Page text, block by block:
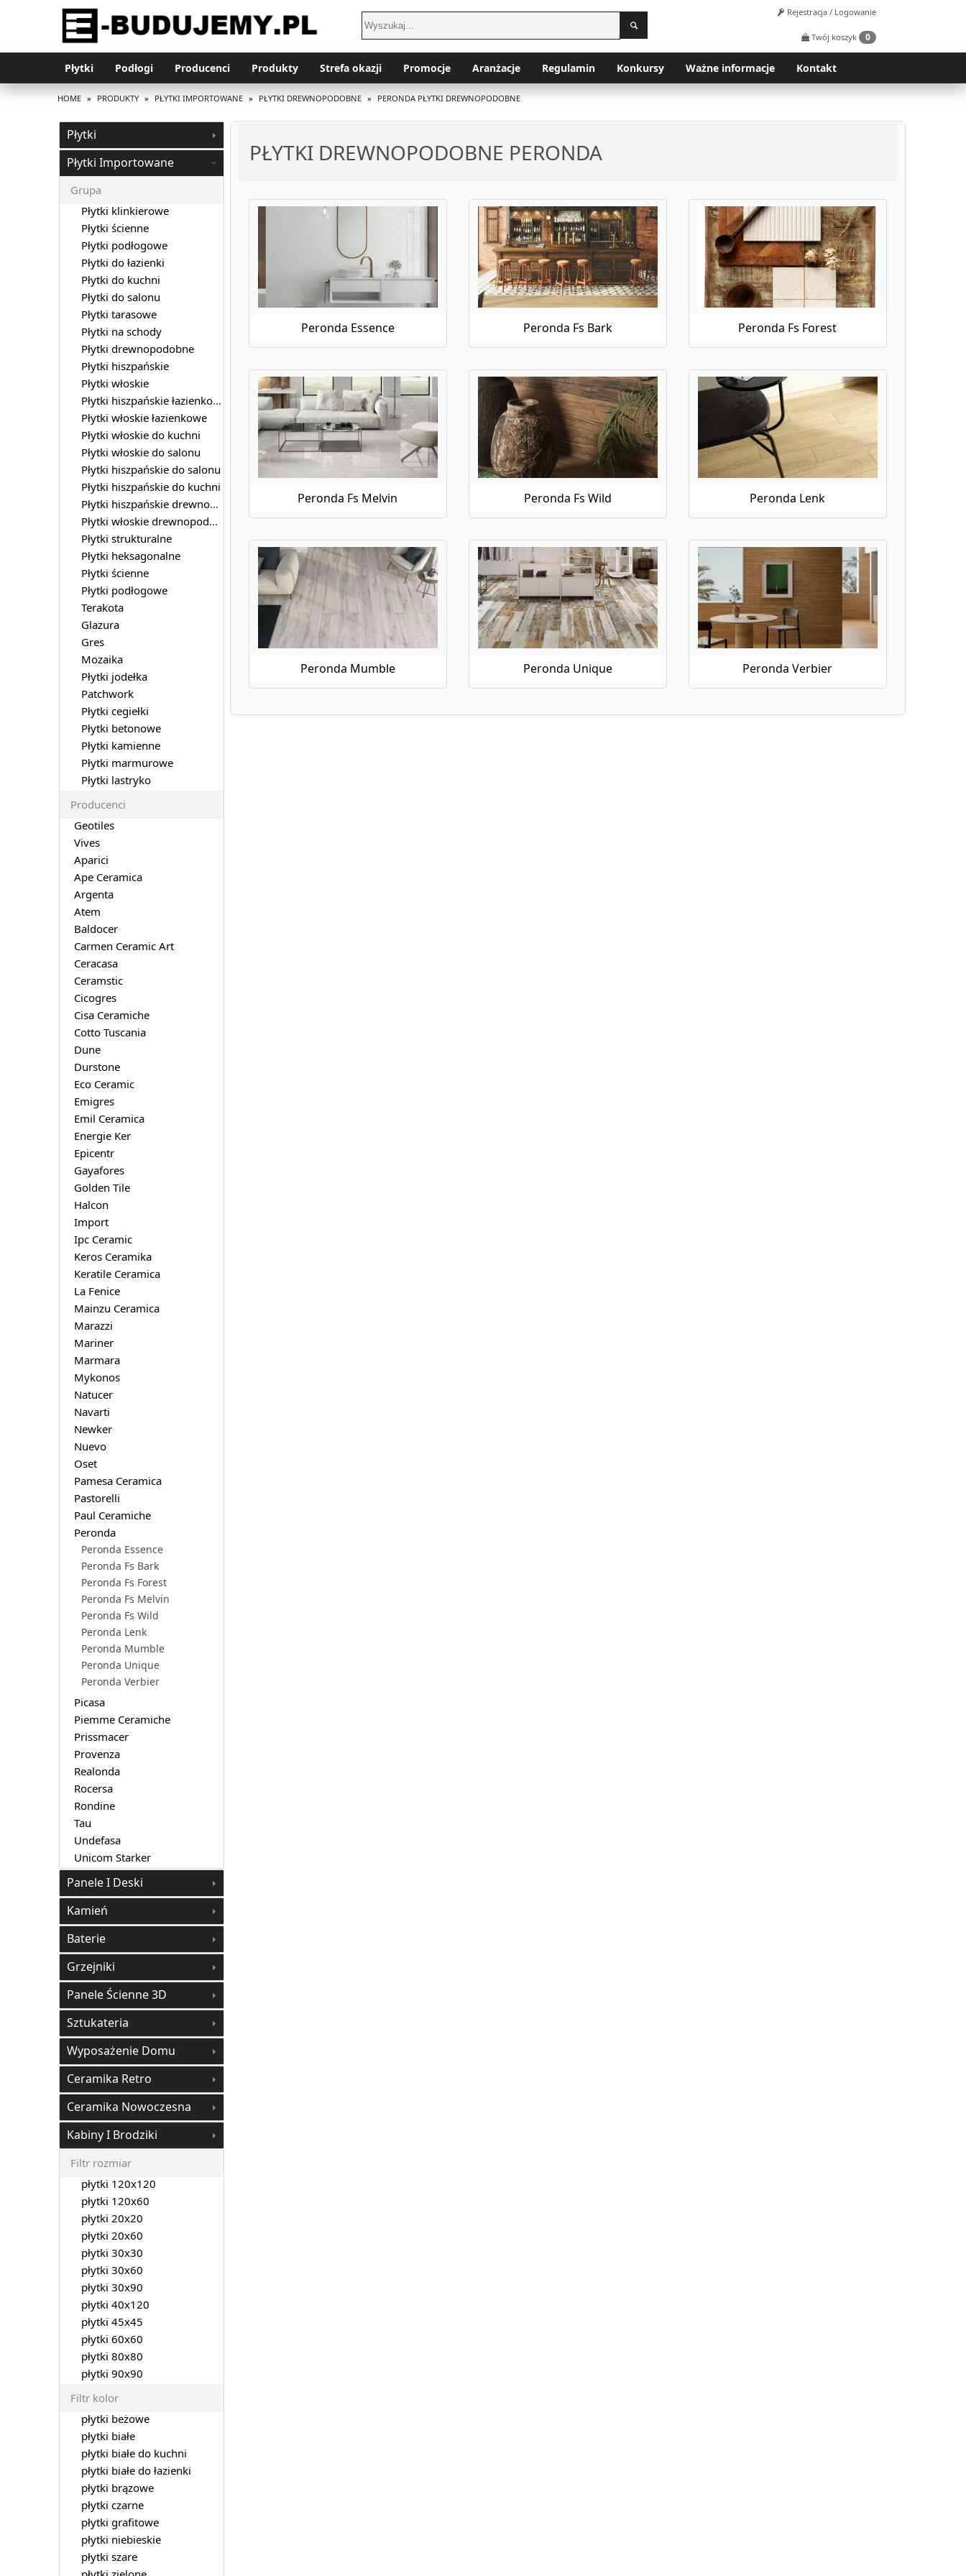
Rejestracja / Logowanie
Twój koszyk 0
Płytki Podłogi Producenci Produkty Strefa okazji Promocje Aranżacje Regulamin Konkursy Ważne informacje Kontakt
HOME » PRODUKTY » PŁYTKI IMPORTOWANE » PŁYTKI DREWNOPODOBNE » PERONDA PŁYTKI DREWNOPODOBNE
PŁYTKI DREWNOPODOBNE PERONDA
Peronda Essence Peronda Fs Bark Peronda Fs Forest
Peronda Fs Melvin Peronda Fs Wild Peronda Lenk
Peronda Mumble Peronda Unique Peronda Verbier
Płytki
Płytki Importowane
Grupa
Płytki klinkierowe
Płytki ścienne
Płytki podłogowe
Płytki do łazienki
Płytki do kuchni
Płytki do salonu
Płytki tarasowe
Płytki na schody
Płytki drewnopodobne
Płytki hiszpańskie
Płytki włoskie
Płytki hiszpańskie łazienkowe
Płytki włoskie łazienkowe
Płytki włoskie do kuchni
Płytki włoskie do salonu
Płytki hiszpańskie do salonu
Płytki hiszpańskie do kuchni
Płytki hiszpańskie drewnopodobne
Płytki włoskie drewnopodobne
Płytki strukturalne
Płytki heksagonalne
Płytki ścienne
Płytki podłogowe
Terakota
Glazura
Gres
Mozaika
Płytki jodełka
Patchwork
Płytki cegiełki
Płytki betonowe
Płytki kamienne
Płytki marmurowe
Płytki lastryko
Producenci
Geotiles
Vives
Aparici
Ape Ceramica
Argenta
Atem
Baldocer
Carmen Ceramic Art
Ceracasa
Ceramstic
Cicogres
Cisa Ceramiche
Cotto Tuscania
Dune
Durstone
Eco Ceramic
Emigres
Emil Ceramica
Energie Ker
Epicentr
Gayafores
Golden Tile
Halcon
Import
Ipc Ceramic
Keros Ceramika
Keratile Ceramica
La Fenice
Mainzu Ceramica
Marazzi
Mariner
Marmara
Mykonos
Natucer
Navarti
Newker
Nuevo
Oset
Pamesa Ceramica
Pastorelli
Paul Ceramiche
Peronda
Peronda Essence
Peronda Fs Bark
Peronda Fs Forest
Peronda Fs Melvin
Peronda Fs Wild
Peronda Lenk
Peronda Mumble
Peronda Unique
Peronda Verbier
Picasa
Piemme Ceramiche
Prissmacer
Provenza
Realonda
Rocersa
Rondine
Tau
Undefasa
Unicom Starker
Panele I Deski
Kamień
Baterie
Grzejniki
Panele Ścienne 3D
Sztukateria
Wyposażenie Domu
Ceramika Retro
Ceramika Nowoczesna
Kabiny I Brodziki
Filtr rozmiar
płytki 120x120
płytki 120x60
płytki 20x20
płytki 20x60
płytki 30x30
płytki 30x60
płytki 30x90
płytki 40x120
płytki 45x45
płytki 60x60
płytki 80x80
płytki 90x90
Filtr kolor
płytki beżowe
płytki białe
płytki białe do kuchni
płytki białe do łazienki
płytki brązowe
płytki czarne
płytki grafitowe
płytki niebieskie
płytki szare